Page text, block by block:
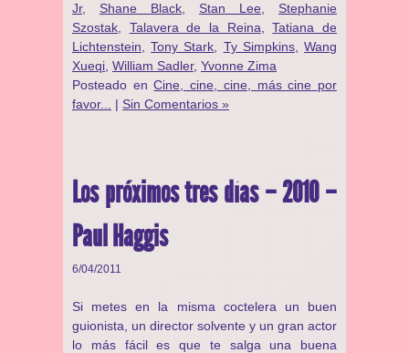
Jr, Shane Black Stan Lee
Stephanie
Szostak
Talavera de la Reina ,Tatiana de
Lichtenstein ,Tony Stark Ty Simpkins,Wang
Xueqi William Sadler, Yvonne Zima
Posteado enCine, cine, cine, más cine por
favor...
| Sin Comentarios »
Los próximos tres días – 2010 –
Paul Haggis
6/04/2011
Si metes en la misma coctelera un buen
guionista, un director solvente y un gran actor
lo más fácil es que te salga una buena